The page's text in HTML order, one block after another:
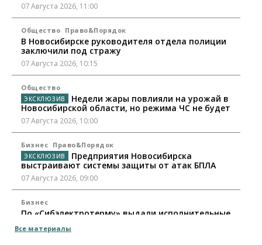
07 Августа 2026, 11:00
Общество Право&Порядок
В Новосибирске руководителя отдела полиции
заключили под стражу
07 Августа 2026, 10:15
Общество
Недели жары повлияли на урожай в
Новосибирской области, но режима ЧС не будет
07 Августа 2026, 10:00
Бизнес Право&Порядок
Предприятия Новосибирска
выстраивают системы защиты от атак БПЛА
07 Августа 2026, 09:00
Бизнес
По «Сибэлектротерму» выдали исполнительные
07 Августа 2026, 08:00
Все материалы